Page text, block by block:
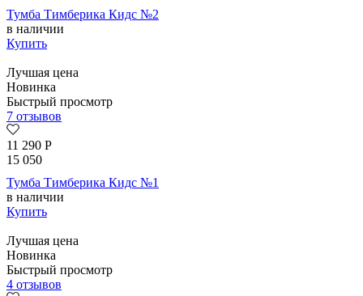
Тумба Тимберика Кидс №2
в наличии
Купить
Лучшая цена
Новинка
Быстрый просмотр
7 отзывов
11 290 Р
15 050
Тумба Тимберика Кидс №1
в наличии
Купить
Лучшая цена
Новинка
Быстрый просмотр
4 отзывов